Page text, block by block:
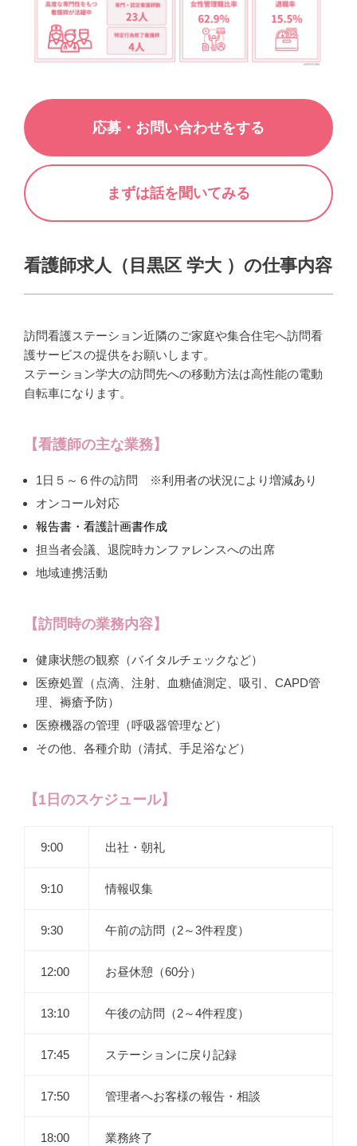
応募・お問い合わせをする
まずは話を聞いてみる
看護師求人（目黒区 学大 ）の仕事内容
訪問看護ステーション近隣のご家庭や集合住宅へ訪問看
護サービスの提供をお願いします。
ステーション学大の訪問先への移動方法は高性能の電動
自転車になります。
【看護師の主な業務】
1日５～６件の訪問 ※利用者の状況により増減あり
オンコール対応
報告書・看護計画書作成
担当者会議、退院時カンファレンスへの出席
地域連携活動
【訪問時の業務内容】
健康状態の観察（バイタルチェックなど）
医療処置（点滴、注射、血糖値測定、吸引、CAPD管
理、褥瘡予防）
医療機器の管理（呼吸器管理など）
その他、各種介助（清拭、手足浴など）
【1日のスケジュール】
9:00 出社・朝礼
9:10 情報収集
9:30 午前の訪問（2～3件程度）
12:00 お昼休憩（60分）
13:10 午後の訪問（2～4件程度）
17:45 ステーションに戻り記録
17:50 管理者へお客様の報告・相談
18:00 業務終了